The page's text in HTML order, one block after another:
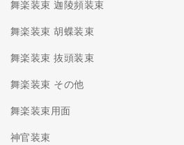
舞楽装束 迦陵頻装束
舞楽装束 胡蝶装束
舞楽装束 抜頭装束
舞楽装束 その他
舞楽装束用面
神官装束